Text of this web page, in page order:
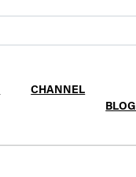
CHANNEL
BLOG